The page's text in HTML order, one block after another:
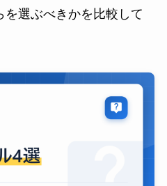
を選ぶべきかを比較して